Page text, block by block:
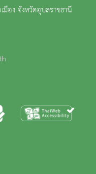
อง จังหวัดอุบลราชธานี